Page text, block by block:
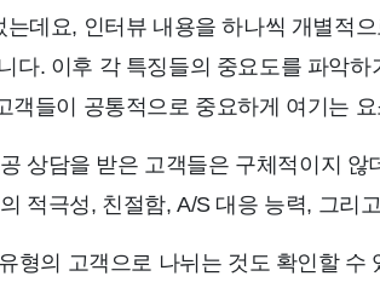
는데요, 인터뷰 내용을 하나씩 개별적
다. 이후 각 특징들의 중요도를 파악
객들이 공통적으로 중요하게 여기는
상담을 받은 고객들은 구체적이지
적극성, 친절함, A/S 대응 능력, 그리
형의 고객으로 나뉘는 것도 확인할 수